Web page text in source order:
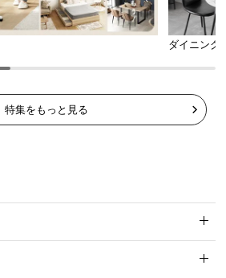
に対応。仕様をご確認の上、シ
た電球をご使用ください。
ダイニング
特集をもっと見る